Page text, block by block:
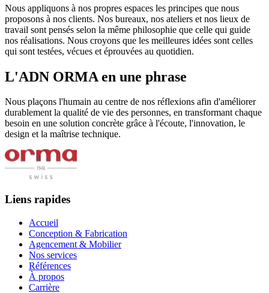
Nous appliquons à nos propres espaces les principes que nous
proposons à nos clients. Nos bureaux, nos ateliers et nos lieux de
travail sont pensés selon la même philosophie que celle qui guide
nos réalisations. Nous croyons que les meilleures idées sont celles
qui sont testées, vécues et éprouvées au quotidien.
L'ADN ORMA en une phrase
Nous plaçons l'humain au centre de nos réflexions afin d'améliorer
durablement la qualité de vie des personnes, en transformant chaque
besoin en une solution concrète grâce à l'écoute, l'innovation, le
design et la maîtrise technique.
Liens rapides
Accueil
Conception & Fabrication
Agencement & Mobilier
Nos services
Références
À propos
Carrière